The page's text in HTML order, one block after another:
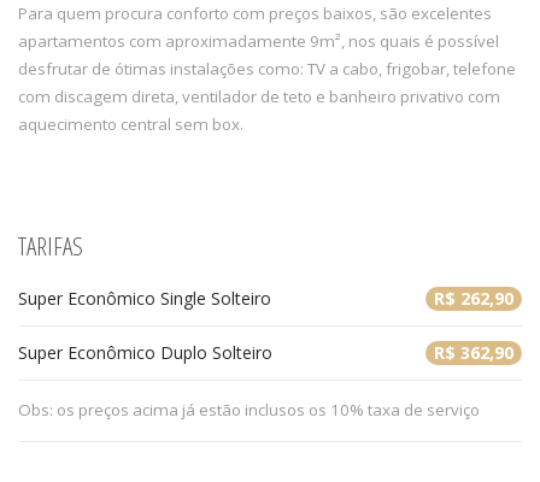
Para quem procura conforto com preços baixos, são excelentes
apartamentos com aproximadamente 9m², nos quais é possível
desfrutar de ótimas instalações como: TV a cabo, frigobar, telefone
com discagem direta, ventilador de teto e banheiro privativo com
aquecimento central sem box.
TARIFAS
Super Econômico Single Solteiro R$ 262,90
Super Econômico Duplo Solteiro R$ 362,90
Obs: os preços acima já estão inclusos os 10% taxa de serviço